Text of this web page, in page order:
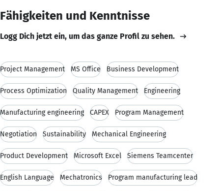
Fähigkeiten und Kenntnisse
Logg Dich jetzt ein, um das ganze Profil zu sehen.
Project Management MS Office Business Development
Process Optimization Quality Management Engineering
Manufacturing engineering CAPEX Program Management
Negotiation Sustainability Mechanical Engineering
Product Development Microsoft Excel Siemens Teamcenter
English Language Mechatronics Program manufacturing lead